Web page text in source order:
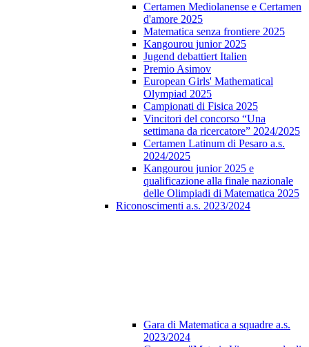
Certamen Mediolanense e Certamen
d'amore 2025
Matematica senza frontiere 2025
Kangourou junior 2025
Jugend debattiert Italien
Premio Asimov
European Girls' Mathematical
Olympiad 2025
Campionati di Fisica 2025
Vincitori del concorso “Una
settimana da ricercatore” 2024/2025
Certamen Latinum di Pesaro a.s.
2024/2025
Kangourou junior 2025 e
qualificazione alla finale nazionale
delle Olimpiadi di Matematica 2025
Riconoscimenti a.s. 2023/2024
Gara di Matematica a squadre a.s.
2023/2024